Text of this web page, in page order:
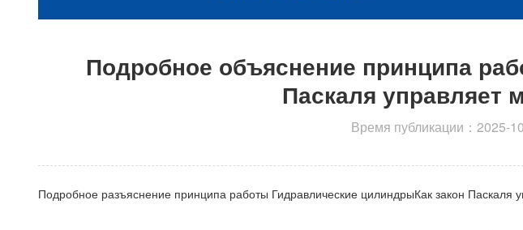
Подробное объяснение принципа
Паскаля управляет
Время публикации：2025-
Подробное разъяснение принципа работы Гидравлические цилиндрыКак закон Паскаля